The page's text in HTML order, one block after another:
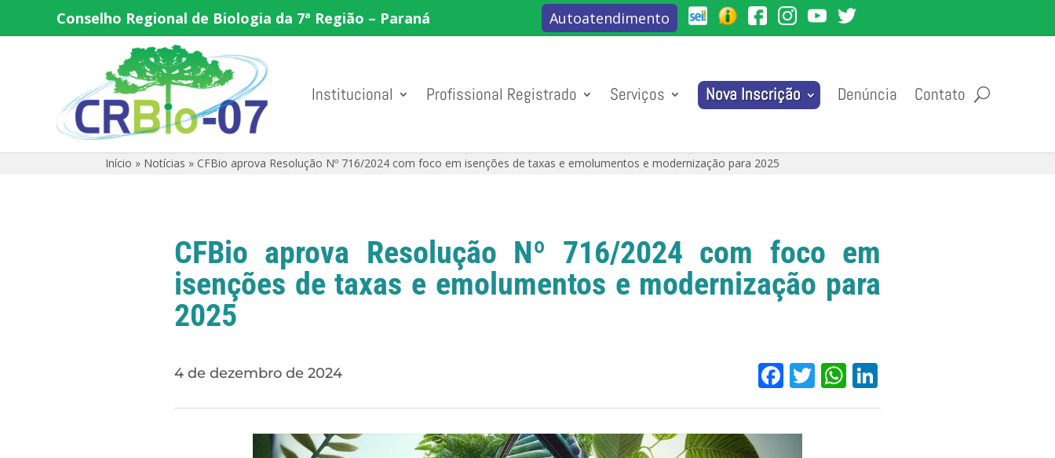
Conselho Regional de Biologia da 7ª Região – Paraná Autoatendimento
Institucional Profissional Registrado Serviços Nova Inscrição Denúncia Contato
Início » Notícias » CFBio aprova Resolução Nº 716/2024 com foco em isenções de taxas e emolumentos e modernização para 2025
CFBio aprova Resolução Nº 716/2024 com foco em
isenções de taxas e emolumentos e modernização para
2025
4 de dezembro de 2024 Facebook
TwitterWhatsApp